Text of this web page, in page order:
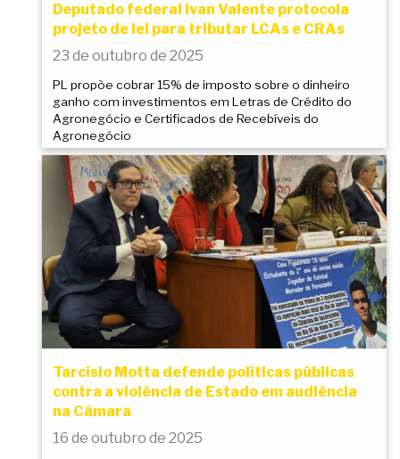
Deputado federal Ivan Valente protocola
projeto de lei para tributar LCAs e CRAs
23 de outubro de 2025
PL propõe cobrar 15% de imposto sobre o dinheiro
ganho com investimentos em Letras de Crédito do
Agronegócio e Certificados de Recebíveis do
Agronegócio
Tarcísio Motta defende políticas públicas
contra a violência de Estado em audiência
na Câmara
16 de outubro de 2025